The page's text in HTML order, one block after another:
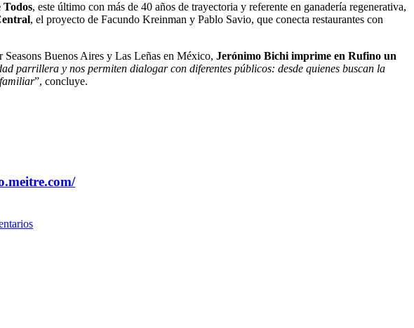
, este último con más de 40 años de trayectoria y referente en ganadería regenerativa,
, el proyecto de Facundo Kreinman y Pablo Savio, que conecta restaurantes con
Buenos Aires y Las Leñas en México, Jerónimo Bichi imprime en Rufino un
parrillera y nos permiten dialogar con diferentes públicos: desde quienes buscan la
”, concluye.